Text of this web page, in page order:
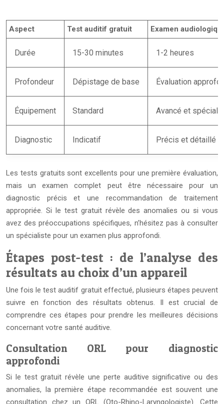
Aspect Test auditif gratuit Examen
Durée 15-30 minutes 1-2 heures
Profondeur Dépistage de base Évaluation
Équipement Standard Avancé et
Diagnostic Indicatif Précis et détaillé
Les tests gratuits sont excellents pour une première évaluation,
mais un examen complet peut être nécessaire pour un
diagnostic précis et une recommandation de traitement
appropriée. Si le test gratuit révèle des anomalies ou si vous
avez des préoccupations spécifiques, n’hésitez pas à consulter
un spécialiste pour un examen plus approfondi.
Étapes post-test : de l’analyse des
résultats au choix d’un appareil
Une fois le test auditif gratuit effectué, plusieurs étapes peuvent
suivre en fonction des résultats obtenus. Il est crucial de
comprendre ces étapes pour prendre les meilleures décisions
concernant votre santé auditive.
Consultation ORL pour diagnostic
approfondi
Si le test gratuit révèle une perte auditive significative ou des
anomalies, la première étape recommandée est souvent une
consultation chez un ORL (Oto-Rhino-Laryngologiste). Cette